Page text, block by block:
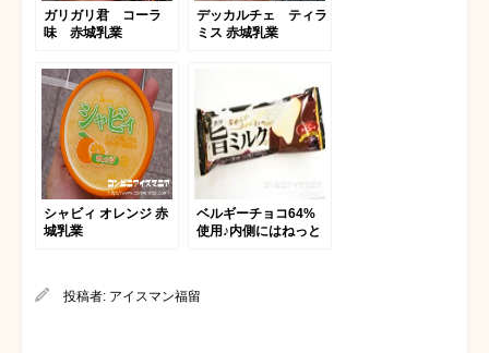
ガリガリ君 コーラ
味 赤城乳業
デッカルチェ ティラ
ミス 赤城乳業
シャビィ オレンジ 赤
城乳業
ベルギーチョコ64%
使用♪内側にはねっと
コレート｣
投稿者: アイスマン福留